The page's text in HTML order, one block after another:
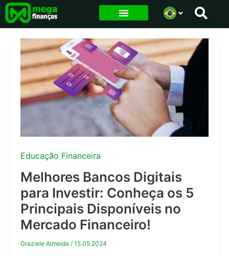
para
conteúdo
Educação Financeira
Melhores Bancos Digitais
para Investir: Conheça os 5
Principais Disponíveis no
Mercado Financeiro!
Graziele Almeida / 15.05.2024